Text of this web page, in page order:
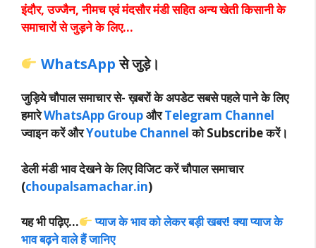
इंदौर, उज्जैन, नीमच एवं मंदसौर मंडी सहित अन्य खेती किसानी के
समाचारों से जुड़ने के लिए…
WhatsApp से जुड़े।
जुड़िये चौपाल समाचार से-ख़बरों के अपडेट सबसे पहले पाने के लिए
हमारेWhatsApp GroupऔरTelegram Channel
ज्वाइन करें औरYoutube Channelको Subscribe करें।
डेली मंडी भाव देखने के लिए विजिट करें चौपाल समाचार
(choupalsamachar.in)
यह भी पढ़िए…
प्याज के भाव को लेकर बड़ी खबर! क्या प्याज के
भाव बढ़ने वाले हैं जानिए